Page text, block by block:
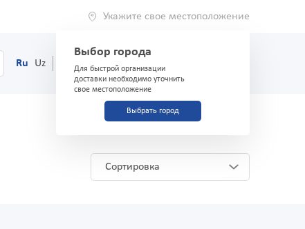
Укажите свое местоположение
Выбор города
Для быстрой организации
доставки необходимо уточнить
свое местоположение
Выбрать город
Ru Uz (71) 200-03-03
Сортировка